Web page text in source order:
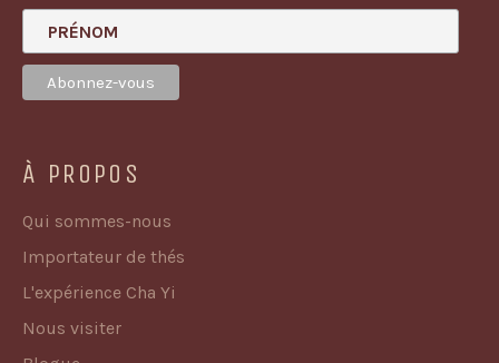
PRÉNOM
À PROPOS
Qui sommes-nous
Importateur de thés
L'expérience Cha Yi
Nous visiter